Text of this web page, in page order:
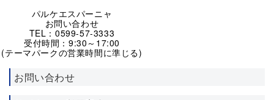
パルケエスパーニャ
お問い合わせ
TEL：0599-57-3333
受付時間：9:30～17:00
(テーマパークの営業時間に準じる)
お問い合わせ